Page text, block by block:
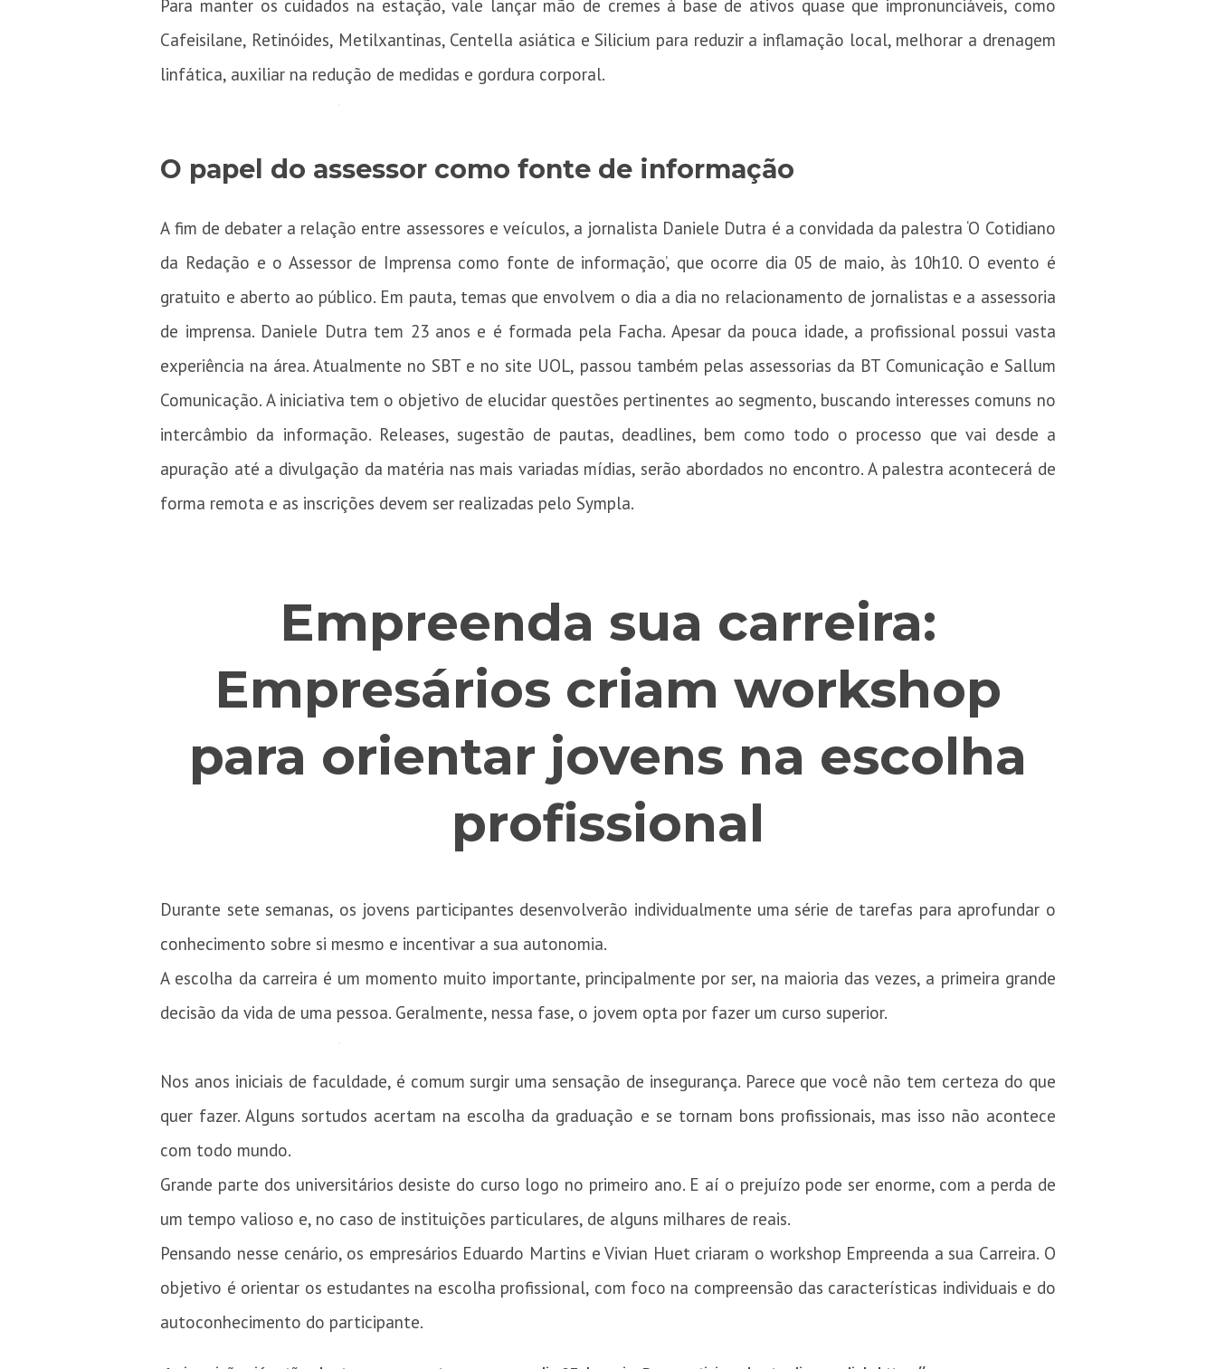
Para manter os cuidados na estação, vale lançar mão de cremes à base de ativos quase que impronunciáveis, como
Cafeisilane, Retinóides, Metilxantinas, Centella asiática e Silicium para reduzir a inflamação local, melhorar a drenagem
linfática, auxiliar na redução de medidas e gordura corporal.
O papel do assessor como fonte de informação
A fim de debater a relação entre assessores e veículos, a jornalista Daniele Dutra é a convidada da palestra ‘O Cotidiano
da Redação e o Assessor de Imprensa como fonte de informação’, que ocorre dia 05 de maio, às 10h10. O evento é
gratuito e aberto ao público. Em pauta, temas que envolvem o dia a dia no relacionamento de jornalistas e a assessoria
de imprensa. Daniele Dutra tem 23 anos e é formada pela Facha. Apesar da pouca idade, a profissional possui vasta
experiência na área. Atualmente no SBT e no site UOL, passou também pelas assessorias da BT Comunicação e Sallum
Comunicação. A iniciativa tem o objetivo de elucidar questões pertinentes ao segmento, buscando interesses comuns no
intercâmbio da informação. Releases, sugestão de pautas, deadlines, bem como todo o processo que vai desde a
apuração até a divulgação da matéria nas mais variadas mídias, serão abordados no encontro. A palestra acontecerá de
forma remota e as inscrições devem ser realizadas pelo Sympla.
Empreenda sua carreira:
Empresários criam workshop
para orientar jovens na escolha
profissional
Durante sete semanas, os jovens participantes desenvolverão individualmente uma série de tarefas para aprofundar o
conhecimento sobre si mesmo e incentivar a sua autonomia.
A escolha da carreira é um momento muito importante, principalmente por ser, na maioria das vezes, a primeira grande
decisão da vida de uma pessoa. Geralmente, nessa fase, o jovem opta por fazer um curso superior.
Nos anos iniciais de faculdade, é comum surgir uma sensação de insegurança. Parece que você não tem certeza do que
quer fazer. Alguns sortudos acertam na escolha da graduação e se tornam bons profissionais, mas isso não acontece
com todo mundo.
Grande parte dos universitários desiste do curso logo no primeiro ano. E aí o prejuízo pode ser enorme, com a perda de
um tempo valioso e, no caso de instituições particulares, de alguns milhares de reais.
Pensando nesse cenário, os empresários Eduardo Martins e Vivian Huet criaram o workshop Empreenda a sua Carreira. O
objetivo é orientar os estudantes na escolha profissional, com foco na compreensão das características individuais e do
autoconhecimento do participante.